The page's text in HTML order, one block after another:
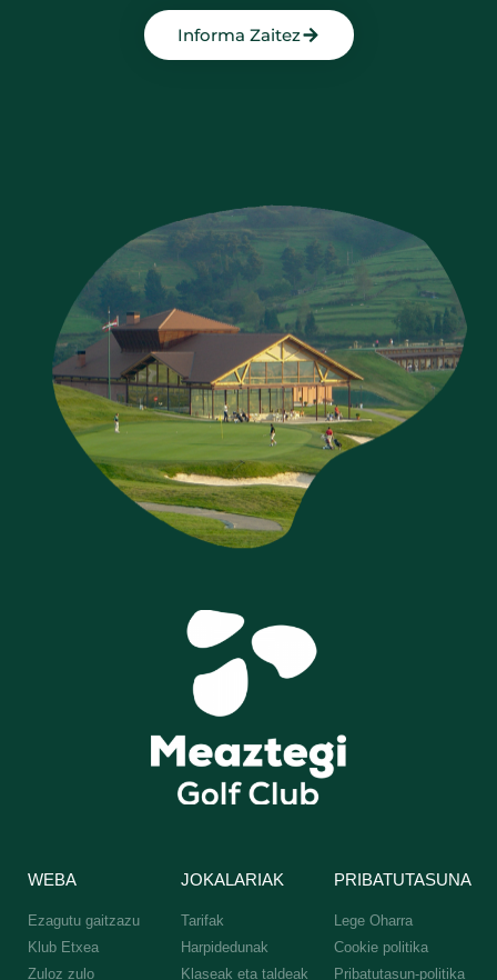
Informa Zaitez
WEBA
Ezagutu gaitzazu
Klub Etxea
Zuloz zulo
JOKALARIAK
Tarifak
Harpidedunak
Klaseak eta taldeak
PRIBATUTASUNA
Lege Oharra
Cookie politika
Pribatutasun-politika